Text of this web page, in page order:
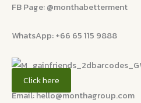
FB Page: @monthabetterment
WhatsApp: +66 65 115 9888
Click here
Email: hello@monthagroup.com